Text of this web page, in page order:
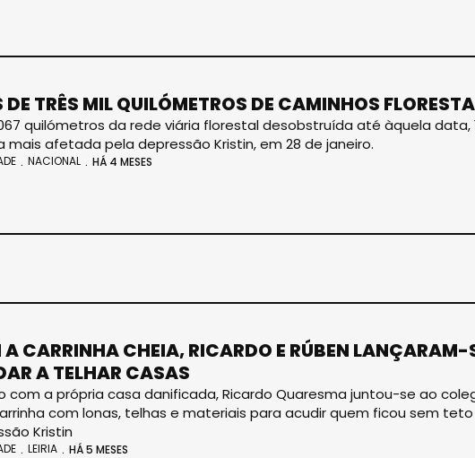
DE TRÊS MIL QUILÓMETROS DE CAMINHOS
quilómetros da rede viária florestal desobstruída até àquela data,
mais afetada pela depressão Kristin, em 28 de janeiro.
NACIONAL HÁ 4 MESES
CARRINHA CHEIA, RICARDO E RÚBEN LANÇARAM-
A TELHAR CASAS
com a própria casa danificada, Ricardo Quaresma juntou-se ao
com lonas, telhas e materiais para acudir quem ficou sem
Kristin
LEIRIA HÁ 5 MESES